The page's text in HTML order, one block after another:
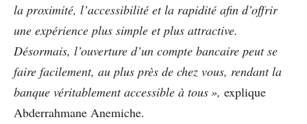
la proximité, l’accessibilité et la rapidité afin d’offrir
une expérience plus simple et plus attractive.
Désormais, l’ouverture d’un compte bancaire peut se
faire facilement, au plus près de chez vous, rendant la
banque véritablement accessible à tous », explique
Abderrahmane Anemiche.